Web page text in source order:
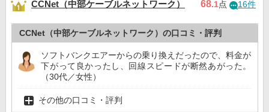
CCNet（中部ケーブルネットワーク） 68.1点 16件
CCNet（中部ケーブルネットワーク）の口コミ・評判
ソフトバンクエアーからの乗り換えだったので、料金が
下がって良かったし、回線スピードが断然あがった。
（30代／女性）
その他の口コミ・評判